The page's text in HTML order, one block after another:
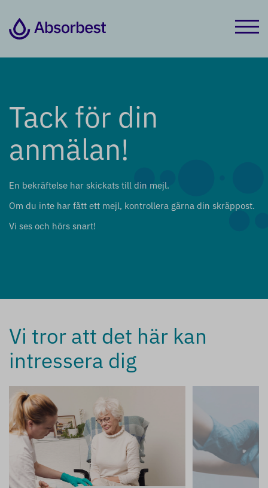
Tack för din
anmälan!
En bekräftelse har skickats till din mejl.
Om du inte har fått ett mejl, kontrollera gärna din skräppost.
Vi ses och hörs snart!
Vi tror att det här kan
intressera dig